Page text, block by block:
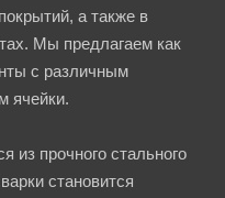
а также в
Мы предлагаем как
с различным
ячейки.
из прочного стального
становится